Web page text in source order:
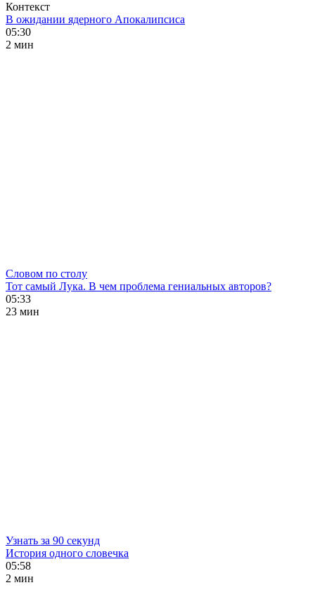
Контекст
В ожидании ядерного Апокалипсиса
05:30
2 мин
Словом по столу
Тот самый Лука. В чем проблема гениальных авторов?
05:33
23 мин
Узнать за 90 секунд
История одного словечка
05:58
2 мин